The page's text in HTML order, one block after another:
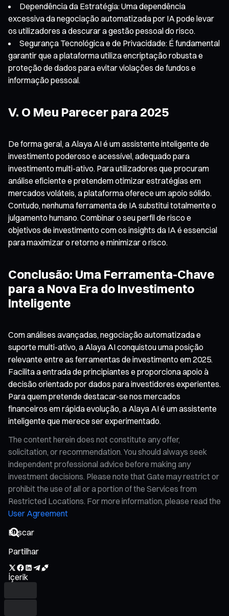
Dependência da Estratégia: Uma dependência
excessiva da negociação automatizada por IA pode levar
os utilizadores a descurar a gestão pessoal do risco.
Segurança Tecnológica e de Privacidade: É fundamental
garantir que a plataforma utiliza encriptação robusta e
proteção de dados para evitar violações de fundos e
informação pessoal.
V. O Meu Parecer para 2025
De forma geral, a Alaya AI é um assistente inteligente de
investimento poderoso e acessível, adequado para
investimento multi-ativo. Para utilizadores que procuram
análise eficiente e pretendem otimizar estratégias em
mercados voláteis, a plataforma oferece um apoio sólido.
Contudo, nenhuma ferramenta de IA substitui totalmente o
julgamento humano. Combinar o seu perfil de risco e
objetivos de investimento com os insights da IA é essencial
para maximizar o retorno e minimizar o risco.
Conclusão: Uma Ferramenta-Chave
para a Nova Era do Investimento
Inteligente
Com análises avançadas, negociação automatizada e
suporte multi-ativo, a Alaya AI conquistou uma posição
relevante entre as ferramentas de investimento em 2025.
Facilita a entrada de principiantes e proporciona apoio à
decisão orientado por dados para investidores experientes.
Para quem pretende destacar-se nos mercados
financeiros em rápida evolução, a Alaya AI é um assistente
inteligente que merece ser experimentado.
The content herein does not constitute any offer,
solicitation, or recommendation. You should always seek
independent professional advice before making any
investment decisions. Please note that Gate may restrict or
prohibit the use of all or a portion of the Services from
Restricted Locations. For more information, please read the
User Agreement
Partilhar
İçerik